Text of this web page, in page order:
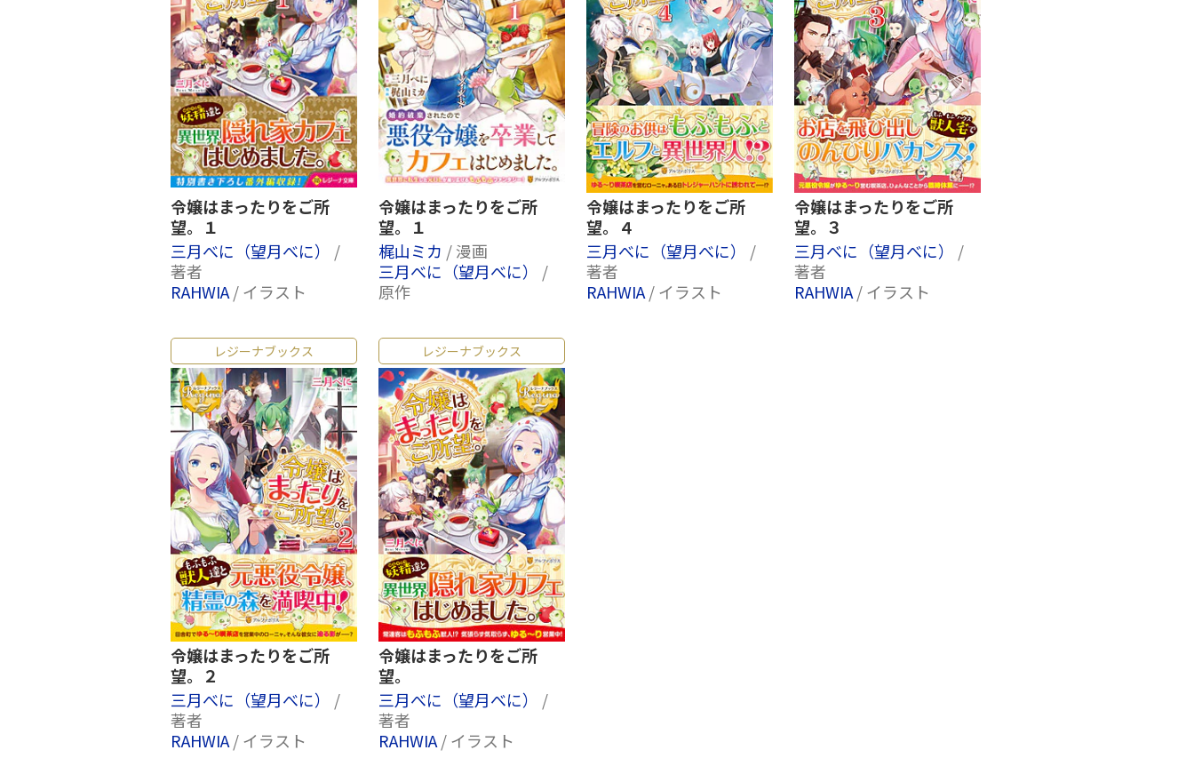
令嬢はまったりをご所
望。１
三月べに（望月べに） /
著者
RAHWIA/ イラスト
令嬢はまったりをご所
望。１
梶山ミカ / 漫画
三月べに（望月べに） /
原作
令嬢はまったりをご所
望。４
三月べに（望月べに） /
著者
RAHWIA/ イラスト
令嬢はまったりをご所
望。３
三月べに（望月べに） /
著者
RAHWIA/ イラスト
レジーナブックス
令嬢はまったりをご所
望。２
三月べに（望月べに） /
著者
RAHWIA/ イラスト
レジーナブックス
令嬢はまったりをご所
望。
三月べに（望月べに） /
著者
RAHWIA/ イラスト